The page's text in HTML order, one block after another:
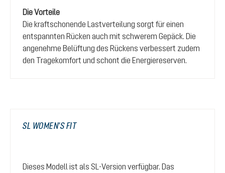
Die Vorteile
Die kraftschonende Lastverteilung sorgt für einen
entspannten Rücken auch mit schwerem Gepäck. Die
angenehme Belüftung des Rückens verbessert zudem
den Tragekomfort und schont die Energiereserven.
SL WOMEN'S FIT
Dieses Modell ist als SL-Version verfügbar. Das